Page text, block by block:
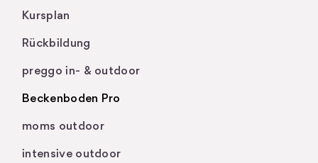
Kursplan
Rückbildung
preggo in- & outdoor
Beckenboden Pro
moms outdoor
intensive outdoor